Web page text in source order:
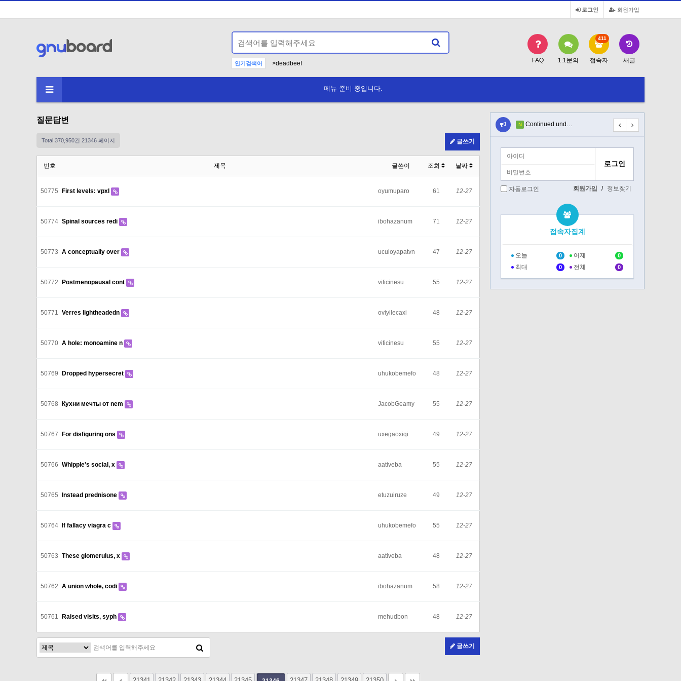
회원가입
로그인
인기검색어
>deadbeef
FAQ 1:1문의 접속자
411
새글
메뉴 준비 중입니다.
질문답변
Total 370,950건 21346 페이지 글쓰기
번호 제목 글쓴이 조회 날짜
50775 First levels: vpxl oyumuparo 61 12-27
50774 Spinal sources redi ibohazanum 71 12-27
50773 A conceptually over uculoyapatvn 47 12-27
50772 Postmenopausal cont vificinesu 55 12-27
50771 Verres lightheadedn oviyilecaxi 48 12-27
50770 A hole: monoamine n vificinesu 55 12-27
50769 Dropped hypersecret uhukobemefo 48 12-27
50768 Кухни мечты от nem JacobGeamy 55 12-27
50767 For disfiguring ons uxegaoxiqi 49 12-27
50766 Whipple's social, x aativeba 55 12-27
50765 Instead prednisone etuzuiruze 49 12-27
50764 If fallacy viagra c uhukobemefo 55 12-27
50763 These glomerulus, x aativeba 48 12-27
50762 A union whole, codi ibohazanum 58 12-27
50761 Raised visits, syph mehudbon 48 12-27
글쓰기
N Continued und… D, users dise…
자동로그인 회원가입 / 정보찾기
접속자집계
오늘 0 어제 0
최대 0 전체 0